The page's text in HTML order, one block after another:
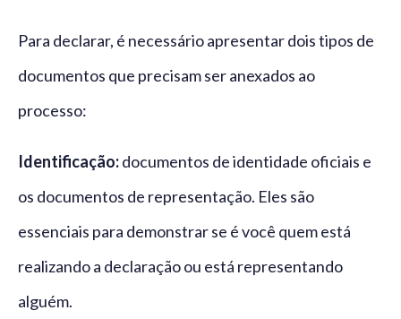
Para declarar, é necessário apresentar dois tipos de
documentos que precisam ser anexados ao
processo:
Identificação:documentos de identidade oficiais e
os documentos de representação. Eles são
essenciais para demonstrar se é você quem está
realizando a declaração ou está representando
alguém.